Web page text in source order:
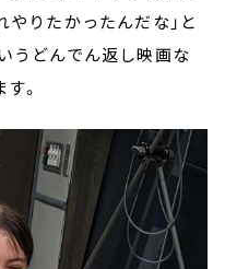
やりたかったんだな」と
うどんでん返し映画な
。